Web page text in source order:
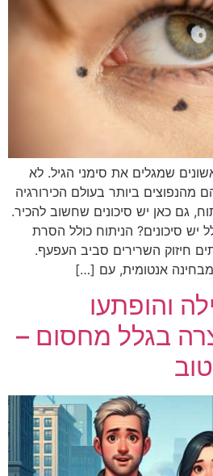
שמגלים את סימני הגיל. לא
מהנפוצים ביותר בעולם הכירורגיה
גם כאן יש סיכונים שחשוב להכיר.
יש סיכונים? הניתוח כולל הסרת
חיזוק השרירים סביב העפעף.
מבחינה אנטומית, עם […]
והופתעו
בגלל מחסום –